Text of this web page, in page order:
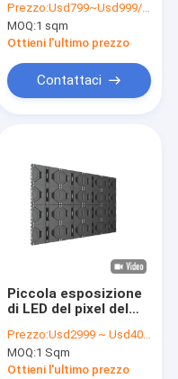
impermeabilizzano la
visualizzazione di
IP65 320x160mm il
Prezzo:Usd799~Usd999/Sqm( Price is negotiable)
MOQ:1 sqm
Ottieni l'ultimo prezzo
Contattaci
Piccola esposizione
di LED del pixel del
dell'interno di SMD
600nits 1000cd/m2
per la radiodiffusione
Prezzo:Usd2999 ~ Usd4099 / Sqm ( Price is negotiable )
MOQ:1 Sqm
Ottieni l'ultimo prezzo